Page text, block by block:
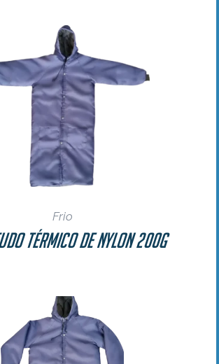
Frio
Térmico de Nylon 200g